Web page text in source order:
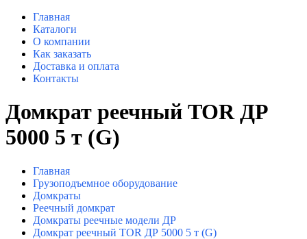
Главная
Каталоги
О компании
Как заказать
Доставка и оплата
Контакты
Домкрат реечный TOR ДР
5000 5 т (G)
Главная
Грузоподъемное оборудование
Домкраты
Реечный домкрат
Домкраты реечные модели ДР
Домкрат реечный TOR ДР 5000 5 т (G)